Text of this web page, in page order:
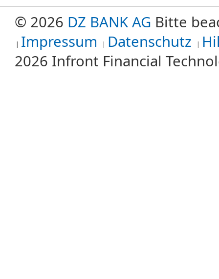
© 2026 DZ BANK AG Bitte
Impressum
Datenschutz
2026 Infront Financial